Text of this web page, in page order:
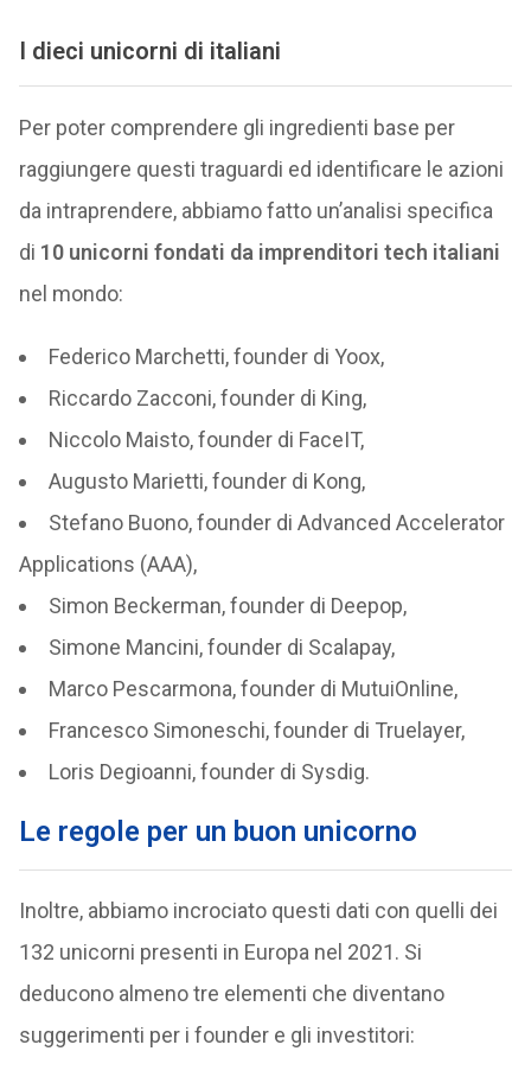
I dieci unicorni di italiani
Per poter comprendere gli ingredienti base per
raggiungere questi traguardi ed identificare le azioni
da intraprendere, abbiamo fatto un’analisi specifica
di 10 unicorni fondati da imprenditori tech italiani
nel mondo:
Federico Marchetti, founder di Yoox,
Riccardo Zacconi, founder di King,
Niccolo Maisto, founder di FaceIT,
Augusto Marietti, founder di Kong,
Stefano Buono, founder di Advanced Accelerator
Applications (AAA),
Simon Beckerman, founder di Deepop,
Simone Mancini, founder di Scalapay,
Marco Pescarmona, founder di MutuiOnline,
Francesco Simoneschi, founder di Truelayer,
Loris Degioanni, founder di Sysdig.
Le regole per un buon unicorno
Inoltre, abbiamo incrociato questi dati con quelli dei
132 unicorni presenti in Europa nel 2021. Si
deducono almeno tre elementi che diventano
suggerimenti per i founder e gli investitori: